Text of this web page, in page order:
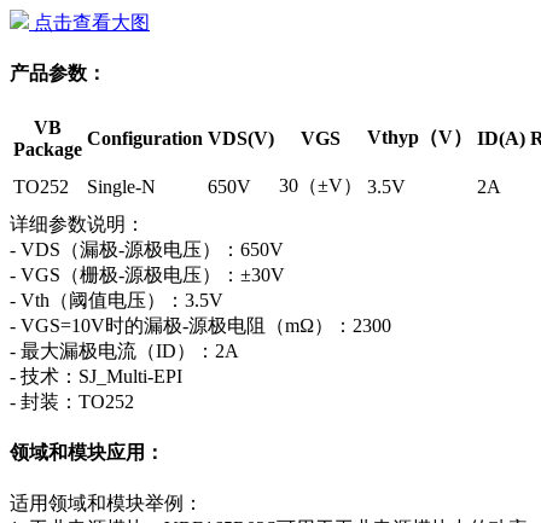
点击查看大图
产品参数：
VB
Package
Configuration VDS(V) VGS Vthyp（V） ID(A)
TO252 Single-N 650V 30（±V） 3.5V
2A
详细参数说明：
- VDS（漏极-源极电压）：650V
- VGS（栅极-源极电压）：±30V
- Vth（阈值电压）：3.5V
- VGS=10V时的漏极-源极电阻（mΩ）：2300
- 最大漏极电流（ID）：2A
- 技术：SJ_Multi-EPI
- 封装：TO252
领域和模块应用：
适用领域和模块举例：